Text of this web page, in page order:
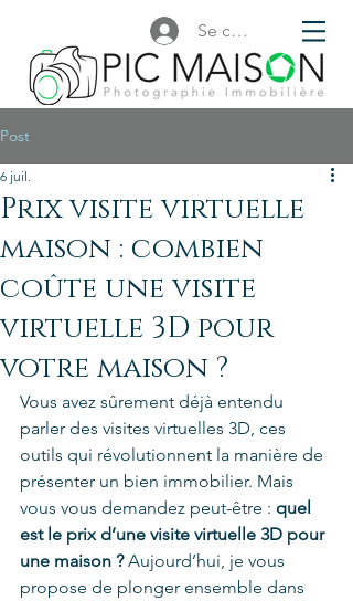
Se connecter
Post
Prix visite virtuelle
maison : combien
coûte une visite
virtuelle 3D pour
votre maison ?
6 juil.
Vous avez sûrement déjà entendu
parler des visites virtuelles 3D, ces
outils qui révolutionnent la manière de
présenter un bien immobilier. Mais
vous vous demandez peut-être : quel
est le prix d’une visite virtuelle 3D pour
une maison ? Aujourd’hui, je vous
propose de plonger ensemble dans